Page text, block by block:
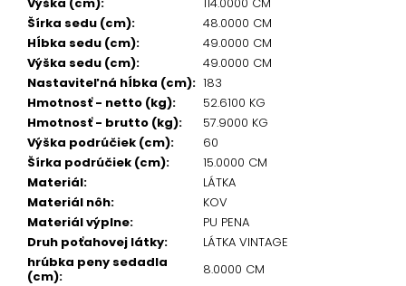
Šírka sedu (cm):
48.0000 CM
Hĺbka sedu (cm):
49.0000 CM
Výška sedu (cm):
49.0000 CM
Nastaviteľná hĺbka (cm): 183
Hmotnosť - netto (kg):
52.6100 KG
Hmotnosť - brutto (kg):
57.9000 KG
Výška podrúčiek (cm):
60
Šírka podrúčiek (cm):
15.0000 CM
Materiál:
LÁTKA
Materiál nôh:
KOV
Materiál výplne:
PU PENA
Druh poťahovej látky:
LÁTKA VINTAGE
hrúbka peny sedadla
(cm):
8.0000 CM